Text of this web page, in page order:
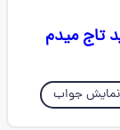
تاج میدم
نمایش جواب